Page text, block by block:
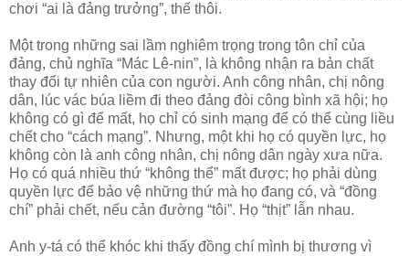
chơi “ai là đảng trưởng”, thế thôi.
Một trong những sai lầm nghiêm trọng trong tôn chỉ của
đảng, chủ nghĩa “Mác Lê-nin”, là không nhận ra bản chất
thay đổi tự nhiên của con người. Anh công nhân, chị nông
dân, lúc vác búa liềm đi theo đảng đòi công bình xã hội; họ
không có gì để mất, họ chỉ có sinh mạng để có thể cùng liều
chết cho “cách mạng”. Nhưng, một khi họ có quyền lực, họ
không còn là anh công nhân, chị nông dân ngày xưa nữa.
Họ có quá nhiều thứ “không thể” mất được; họ phải dùng
quyền lực để bảo vệ những thứ mà họ đang có, và “đồng
chí” phải chết, nếu cản đường “tôi”. Họ “thịt” lẫn nhau.
Anh y-tá có thể khóc khi thấy đồng chí mình bị thương vì